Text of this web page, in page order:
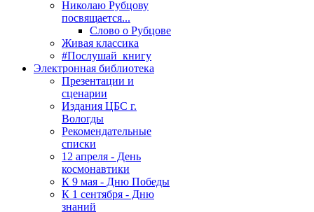
Николаю Рубцову
посвящается...
Слово о Рубцове
Живая классика
#Послушай_книгу
Электронная библиотека
Презентации и
сценарии
Издания ЦБС г.
Вологды
Рекомендательные
списки
12 апреля - День
космонавтики
К 9 мая - Дню Победы
К 1 сентября - Дню
знаний